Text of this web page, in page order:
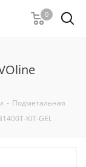
0
- Подметальная
KIT-GEL